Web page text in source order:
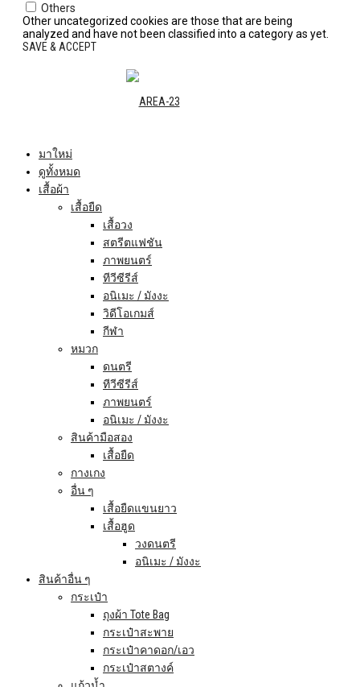
Others
Other uncategorized cookies are those that are being
analyzed and have not been classified into a category as yet.
SAVE & ACCEPT
มาใหม่
ดูทั้งหมด
เสื้อผ้า
เสื้อยืด
เสื้อวง
สตรีตแฟชัน
ภาพยนตร์
ทีวีซีรีส์
อนิเมะ / มังงะ
วิดีโอเกมส์
กีฬา
หมวก
ดนตรี
ทีวีซีรีส์
ภาพยนตร์
อนิเมะ / มังงะ
สินค้ามือสอง
เสื้อยืด
กางเกง
อื่น ๆ
เสื้อยืดแขนยาว
เสื้อฮูด
วงดนตรี
อนิเมะ / มังงะ
สินค้าอื่น ๆ
กระเป๋า
ถุงผ้า Tote Bag
กระเป๋าสะพาย
กระเป๋าคาดอก/เอว
กระเป๋าสตางค์